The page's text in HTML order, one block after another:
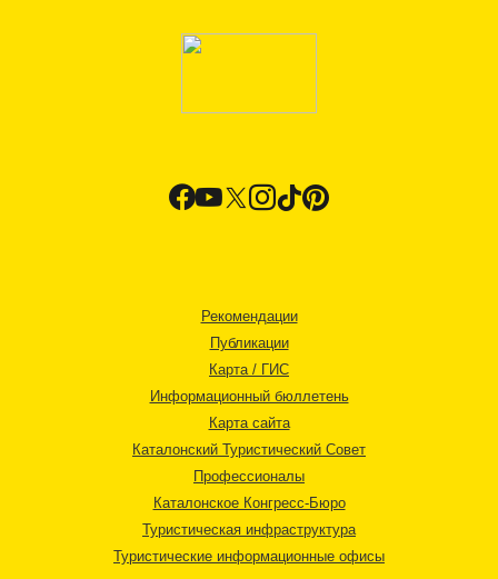
Рекомендации
Публикации
Карта / ГИС
Информационный бюллетень
Карта сайта
Каталонский Туристический Совет
Профессионалы
Каталонское Конгресс-Бюро
Туристическая инфраструктура
Туристические информационные офисы